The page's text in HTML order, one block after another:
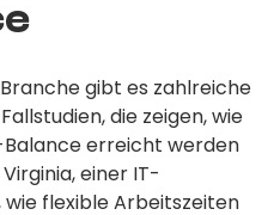
gibt es zahlreiche
die zeigen, wie
erreicht werden
einer IT-
flexible Arbeitszeiten